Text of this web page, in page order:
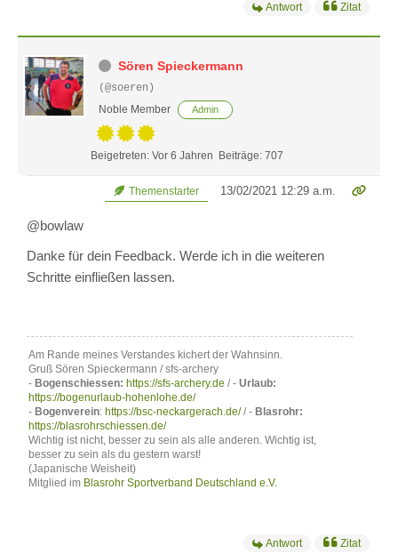
Antwort Zitat
Sören Spieckermann
(@soeren)
Noble Member
Admin
Beigetreten: Vor 6 Jahren Beiträge: 707
Themenstarter 13/02/2021 12:29 a.m.
@bowlaw
Danke für dein Feedback. Werde ich in die weiteren
Schritte einfließen lassen.
Am Rande meines Verstandes kichert der Wahnsinn.
Gruß Sören Spieckermann / sfs-archery
- Bogenschiessen: https://sfs-archery.de / - Urlaub:
https://bogenurlaub-hohenlohe.de/
- Bogenverein: https://bsc-neckargerach.de// - Blasrohr:
https://blasrohrschiessen.de/
Wichtig ist nicht, besser zu sein als alle anderen. Wichtig ist,
besser zu sein als du gestern warst!
(Japanische Weisheit)
Mitglied im Blasrohr Sportverband Deutschland e.V.
Antwort Zitat